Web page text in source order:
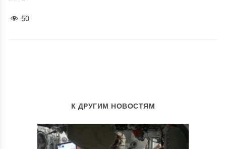
50
К ДРУГИМ НОВОСТЯМ